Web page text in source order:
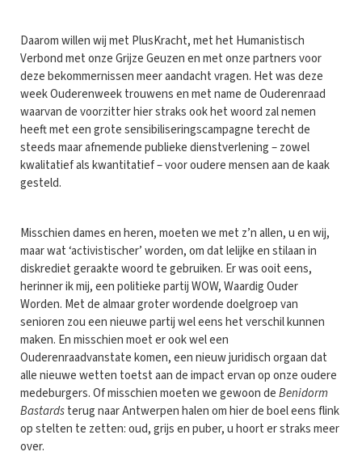
Daarom willen wij met PlusKracht, met het Humanistisch
Verbond met onze Grijze Geuzen en met onze partners voor
deze bekommernissen meer aandacht vragen. Het was deze
week Ouderenweek trouwens en met name de Ouderenraad
waarvan de voorzitter hier straks ook het woord zal nemen
heeft met een grote sensibiliseringscampagne terecht de
steeds maar afnemende publieke dienstverlening – zowel
kwalitatief als kwantitatief – voor oudere mensen aan de kaak
gesteld.
Misschien dames en heren, moeten we met z’n allen, u en wij,
maar wat ‘activistischer’ worden, om dat lelijke en stilaan in
diskrediet geraakte woord te gebruiken. Er was ooit eens,
herinner ik mij, een politieke partij WOW, Waardig Ouder
Worden. Met de almaar groter wordende doelgroep van
senioren zou een nieuwe partij wel eens het verschil kunnen
maken. En misschien moet er ook wel een
Ouderenraadvanstate komen, een nieuw juridisch orgaan dat
alle nieuwe wetten toetst aan de impact ervan op onze oudere
medeburgers. Of misschien moeten we gewoon deBenidorm
Bastardsterug naar Antwerpen halen om hier de boel eens flink
op stelten te zetten: oud, grijs en puber, u hoort er straks meer
over.